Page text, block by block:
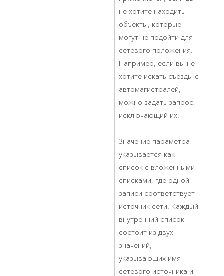
не хотите находить
объекты, которые
могут не подойти для
сетевого положения.
Например, если вы не
хотите искать съезды с
автомагистралей,
можно задать запрос,
исключающий их.
Значение параметра
указывается как
список с вложенными
списками, где одной
записи соответствует
источник сети. Каждый
внутренний список
состоит из двух
значений,
указывающих имя
сетевого источника и